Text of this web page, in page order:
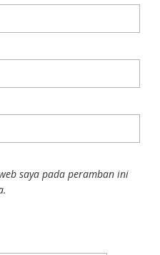
saya pada peramban ini